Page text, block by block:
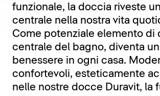
funzionale, la doccia riveste
centrale nella nostra vita
Come potenziale elemento di
centrale del bagno, diventa
benessere in ogni casa.
confortevoli, esteticamente
nelle nostre docce Duravit, la